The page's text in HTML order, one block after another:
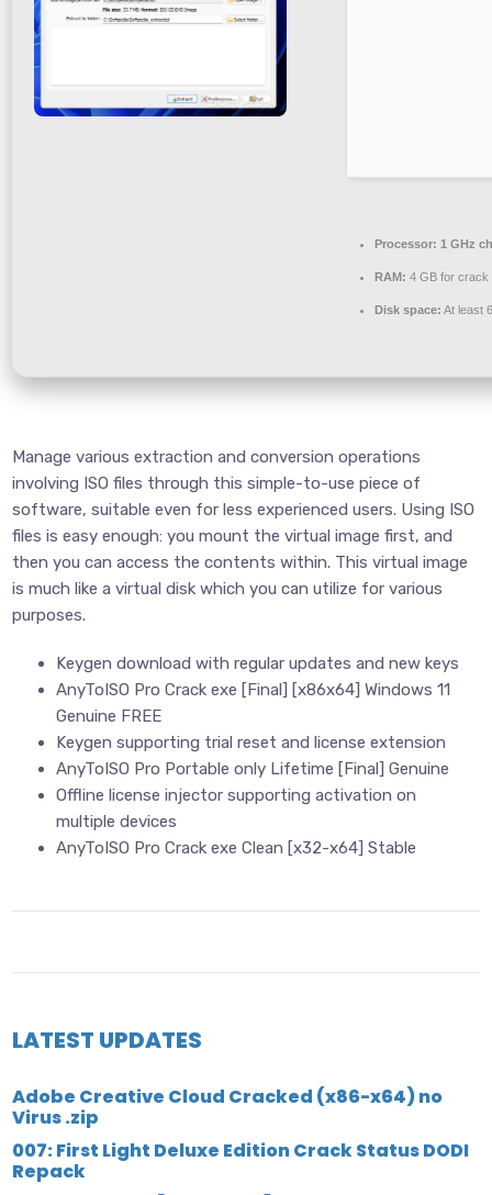
Processor: 1 GHz
RAM: 4 GB for crack
Disk space: At least
Manage various extraction and conversion operations
involving ISO files through this simple-to-use piece of
software, suitable even for less experienced users. Using ISO
files is easy enough: you mount the virtual image first, and
then you can access the contents within. This virtual image
is much like a virtual disk which you can utilize for various
purposes.
Keygen download with regular updates and new keys
AnyToISO Pro Crack exe [Final] [x86x64] Windows 11
Genuine FREE
Keygen supporting trial reset and license extension
AnyToISO Pro Portable only Lifetime [Final] Genuine
Offline license injector supporting activation on
multiple devices
AnyToISO Pro Crack exe Clean [x32-x64] Stable
LATEST UPDATES
Adobe Creative Cloud Cracked (x86-x64) no
Virus .zip
007: First Light Deluxe Edition Crack Status DODI
Repack